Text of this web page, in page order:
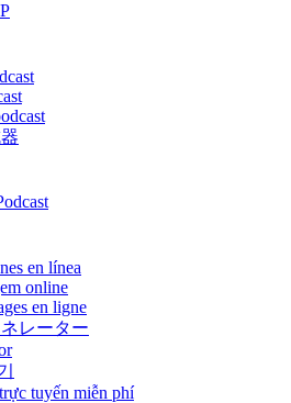
en línea
online
en ligne
レーター
tuyến miễn phí